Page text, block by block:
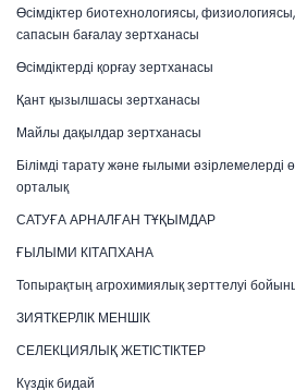
Өсімдіктер биотехнологиясы,
сапасын бағалау зертханасы
Өсімдіктерді қорғау зертханасы
Қант қызылшасы зертханасы
Майлы дақылдар зертханасы
Білімді тарату және ғылыми әзірлемелерді
орталық
САТУҒА АРНАЛҒАН ТҰҚЫМДАР
ҒЫЛЫМИ КІТАПХАНА
Топырақтың агрохимиялық зерттелуі
ЗИЯТКЕРЛІК МЕНШІК
СЕЛЕКЦИЯЛЫҚ ЖЕТІСТІКТЕР
Күздік бидай